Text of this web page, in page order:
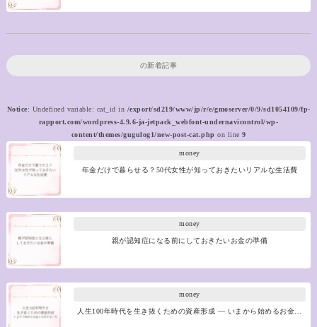
の新着記事
Notice: Undefined variable: cat_id in /export/sd219/www/jp/r/e/gmoserver/0/9/sd1054109/fp-
rapport.com/wordpress-4.9.6-ja-jetpack_webfont-undernavicontrol/wp-
content/themes/gugulog1/new-post-cat.php on line 9
money
年金だけで暮らせる？50代女性が知っておきたいリアルな生活費
money
親が認知症になる前にしておきたいお金の準備
money
人生100年時代を生き抜くための資産形成 ― いまから始めるお金…